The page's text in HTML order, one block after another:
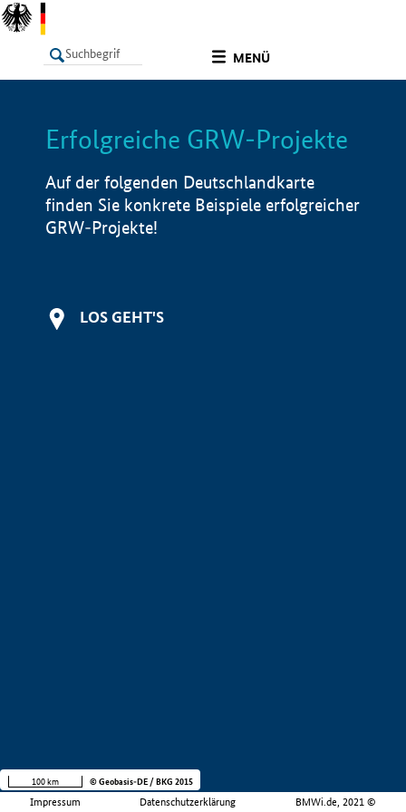
MENÜ
LISTE Info
Erfolgreiche GRW-Projekte
Auf der folgenden Deutschlandkarte
finden Sie konkrete Beispiele erfolgreicher
GRW-Projekte!
LOS GEHT'S
Impressum Datenschutzerklärung BMWi.de, 2021 ©
100 km © Geobasis-DE / BKG 2015